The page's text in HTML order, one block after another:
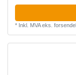
* Inkl. MVAeks.